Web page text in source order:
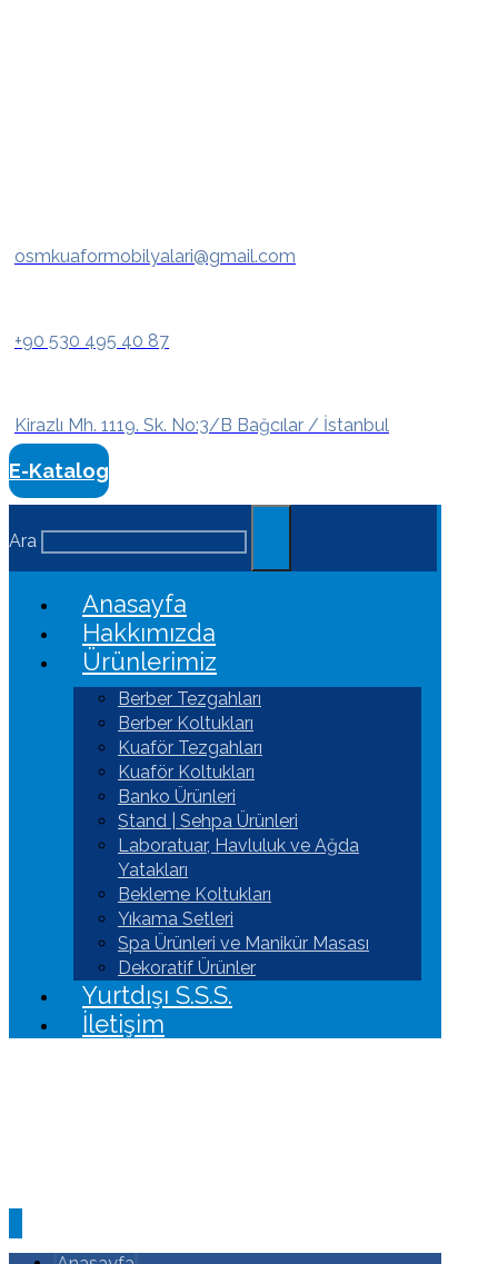
osmkuaformobilyalari@gmail.com
+90 530 495 40 87
Kirazlı Mh. 1119. Sk. No:3/B Bağcılar / İstanbul
E-Katalog
Ara
Anasayfa
Hakkımızda
Ürünlerimiz
Berber Tezgahları
Berber Koltukları
Kuaför Tezgahları
Kuaför Koltukları
Banko Ürünleri
Stand | Sehpa Ürünleri
Laboratuar, Havluluk ve Ağda
Yatakları
Bekleme Koltukları
Yıkama Setleri
Spa Ürünleri ve Manikür Masası
Dekoratif Ürünler
Yurtdışı S.S.S.
İletişim